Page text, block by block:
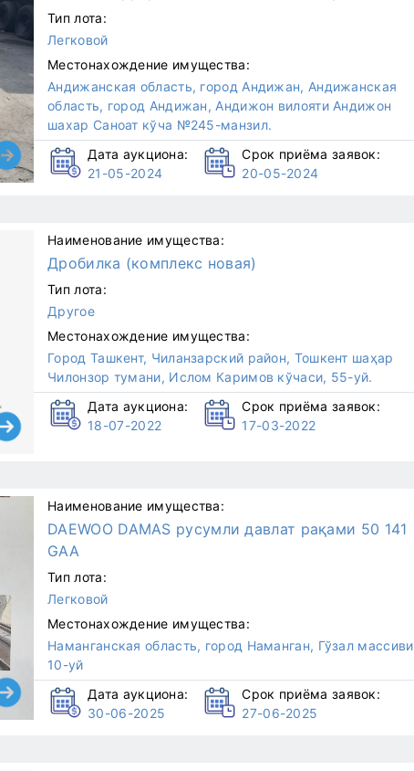
Тип лота:
Легковой
Местонахождение имущества:
Андижанская область, город Андижан, Андижанская
область, город Андижан, Андижон вилояти Андижон
шахар Саноат кўча №245-манзил.
Дата аукциона:
21-05-2024
Срок приёма заявок:
20-05-2024
Наименование имущества:
Дробилка (комплекс новая)
Тип лота:
Другое
Местонахождение имущества:
Город Ташкент, Чиланзарский район, Тошкент шаҳар
Чилонзор тумани, Ислом Каримов кўчаси, 55-уй.
Дата аукциона:
18-07-2022
Срок приёма заявок:
17-03-2022
Наименование имущества:
DAEWOO DAMAS русумли давлат рақами 50 141
GAA
Тип лота:
Легковой
Местонахождение имущества:
Наманганская область, город Наманган, Гўзал массиви
10-уй
Дата аукциона:
30-06-2025
Срок приёма заявок:
27-06-2025